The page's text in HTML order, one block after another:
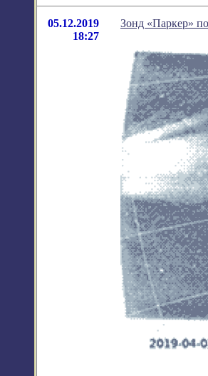
05.12.2019
18:27
Зонд «Паркер»